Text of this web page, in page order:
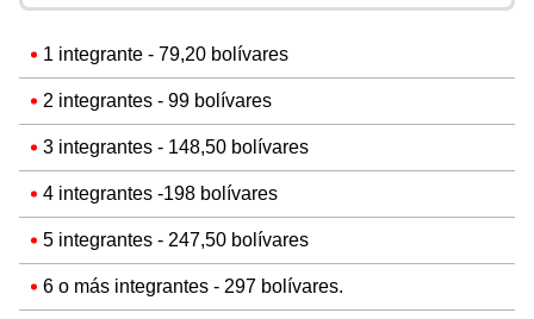
1 integrante - 79,20 bolívares
2 integrantes - 99 bolívares
3 integrantes - 148,50 bolívares
4 integrantes -198 bolívares
5 integrantes - 247,50 bolívares
6 o más integrantes - 297 bolívares.